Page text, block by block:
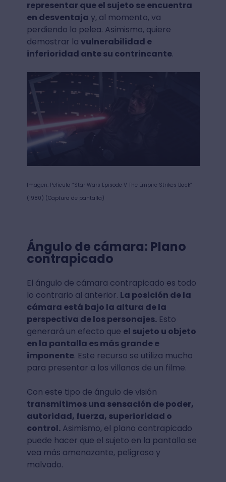
representar que el sujeto se encuentra
en desventaja y, al momento, va
perdiendo la pelea. Asimismo, quiere
demostrar la vulnerabilidad e
inferioridad ante su contrincante.
Imagen: Película “Star Wars Episode V The Empire Strikes Back”
(1980) (Captura de pantalla)
Ángulo de cámara: Plano
contrapicado
El ángulo de cámara contrapicado es todo
lo contrario al anterior. La posición de la
cámara está bajo la altura de la
perspectiva de los personajes.Esto
generará un efecto que el sujeto u objeto
en la pantalla es más grande e
imponente. Este recurso se utiliza mucho
para presentar a los villanos de un filme.
Con este tipo de ángulo de visión
transmitimos una sensación de poder,
autoridad, fuerza, superioridad o
control.Asimismo, el plano contrapicado
puede hacer que el sujeto en la pantalla se
vea más amenazante, peligroso y
malvado.